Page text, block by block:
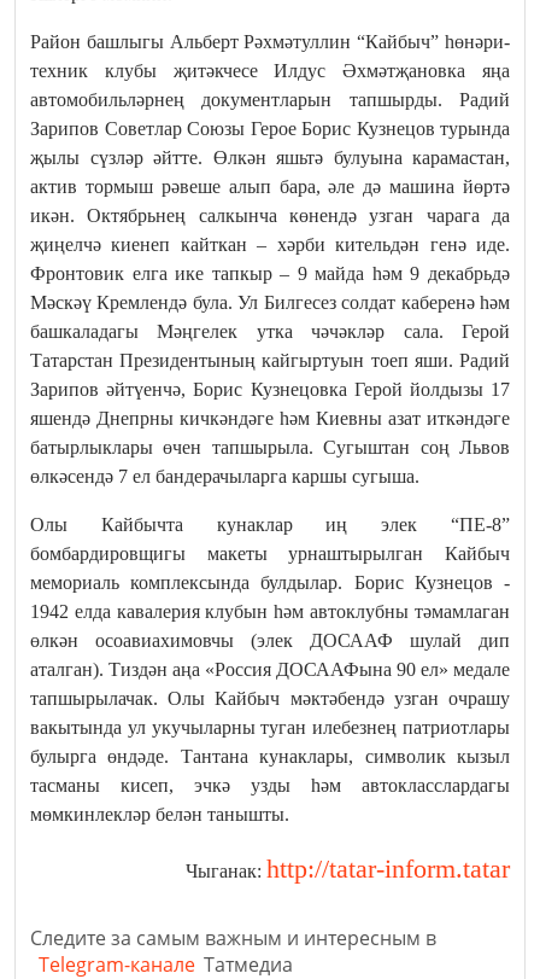
Район башлыгы Альберт Рәхмәтуллин “Кайбыч” һөнәри-
техник клубы җитәкчесе Илдус Әхмәтҗановка яңа
автомобильләрнең документларын тапшырды. Радий
Зарипов Советлар Союзы Герое Борис Кузнецов турында
җылы сүзләр әйтте. Өлкән яшьтә булуына карамастан,
актив тормыш рәвеше алып бара, әле дә машина йөртә
икән. Октябрьнең салкынча көнендә узган чарага да
җиңелчә киенеп кайткан – хәрби кительдән генә иде.
Фронтовик елга ике тапкыр – 9 майда һәм 9 декабрьдә
Мәскәү Кремлендә була. Ул Билгесез солдат каберенә һәм
башкаладагы Мәңгелек утка чәчәкләр сала. Герой
Татарстан Президентының кайгыртуын тоеп яши. Радий
Зарипов әйтүенчә, Борис Кузнецовка Герой йолдызы 17
яшендә Днепрны кичкәндәге һәм Киевны азат иткәндәге
батырлыклары өчен тапшырыла. Сугыштан соң Львов
өлкәсендә 7 ел бандерачыларга каршы сугыша.
Олы Кайбычта кунаклар иң элек “ПЕ-8”
бомбардировщигы макеты урнаштырылган Кайбыч
мемориаль комплексында булдылар. Борис Кузнецов -
1942 елда кавалерия клубын һәм автоклубны тәмамлаган
өлкән осоавиахимовчы (элек ДОСААФ шулай дип
аталган). Тиздән аңа «Россия ДОСААФына 90 ел» медале
тапшырылачак. Олы Кайбыч мәктәбендә узган очрашу
вакытында ул укучыларны туган илебезнең патриотлары
булырга өндәде. Тантана кунаклары, символик кызыл
тасманы кисеп, эчкә узды һәм автокласслардагы
мөмкинлекләр белән танышты.
Чыганак: http://tatar-inform.tatar
Следите за самым важным и интересным в
Telegram-канале Татмедиа